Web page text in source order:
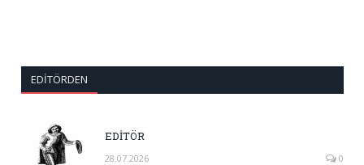
EDITÖRDEN
EDİTÖR
28.07.2026 0